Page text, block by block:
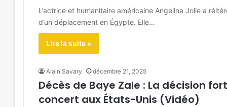
L’actrice et humanitaire américaine Angelina Jolie a
d’un déplacement en Égypte. Elle…
Lire la suite »
Alain Savary décembre 21, 2025
Décès de Baye Zale : La décision
concert aux États-Unis (Vidéo)